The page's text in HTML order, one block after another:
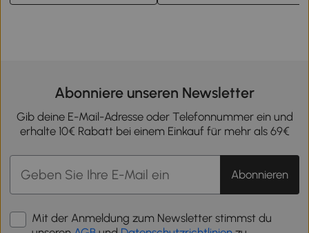
Abonniere unseren Newsletter
Gib deine E-Mail-Adresse oder Telefonnummer ein und
erhalte 10€ Rabatt bei einem Einkauf für mehr als 69€
Abonnieren
Mit der Anmeldung zum Newsletter stimmst du